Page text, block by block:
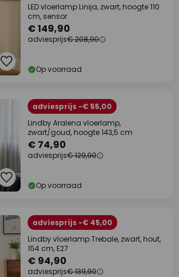
LED vloerlamp Linija, zwart, hoogte 110
cm, sensor
€ 149,90
adviesprijs€ 208,90
Op voorraad
adviesprijs -€ 55,00
Lindby Aralena vloerlamp,
zwart/goud, hoogte 143,5 cm
€ 74,90
adviesprijs€ 129,90
Op voorraad
adviesprijs -€ 45,00
Lindby vloerlamp Trebale, zwart, hout,
154 cm, E27
€ 94,90
adviesprijs€ 139,90